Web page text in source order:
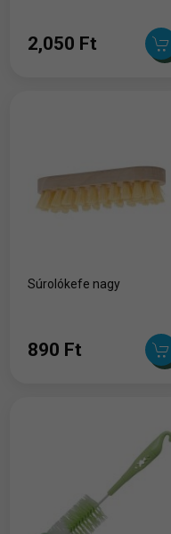
2,050 Ft
Súrolókefe nagy
890 Ft